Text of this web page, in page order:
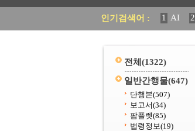
인기검색어 : 1 AI 2
11 2025
전체 (1322)
일반간행물(647)
단행본(507)
보고서(34)
팜플렛(85)
법령정보(19)